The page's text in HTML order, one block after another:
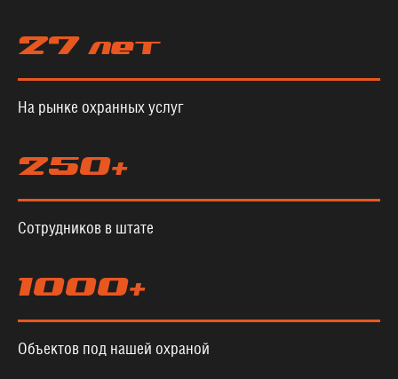
27 лет
На рынке охранных услуг
250+
Сотрудников в штате
1000+
Объектов под нашей охраной